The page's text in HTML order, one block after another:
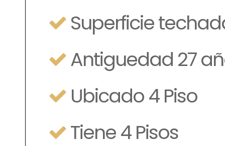
Superficie
Antiguedad 27
Ubicado 4 Piso
Tiene 4 Pisos